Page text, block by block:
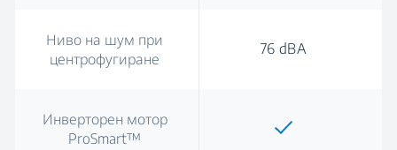
Ниво на шум при
центрофугиране
76 dBA
Инверторен мотор
ProSmart™